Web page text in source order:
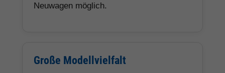
Neuwagen möglich.
Große Modellvielfalt